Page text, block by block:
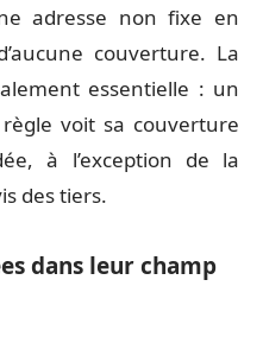
adresse non fixe en
couverture. La
essentielle : un
voit sa couverture
à l’exception de la
des tiers.
dans leur champ